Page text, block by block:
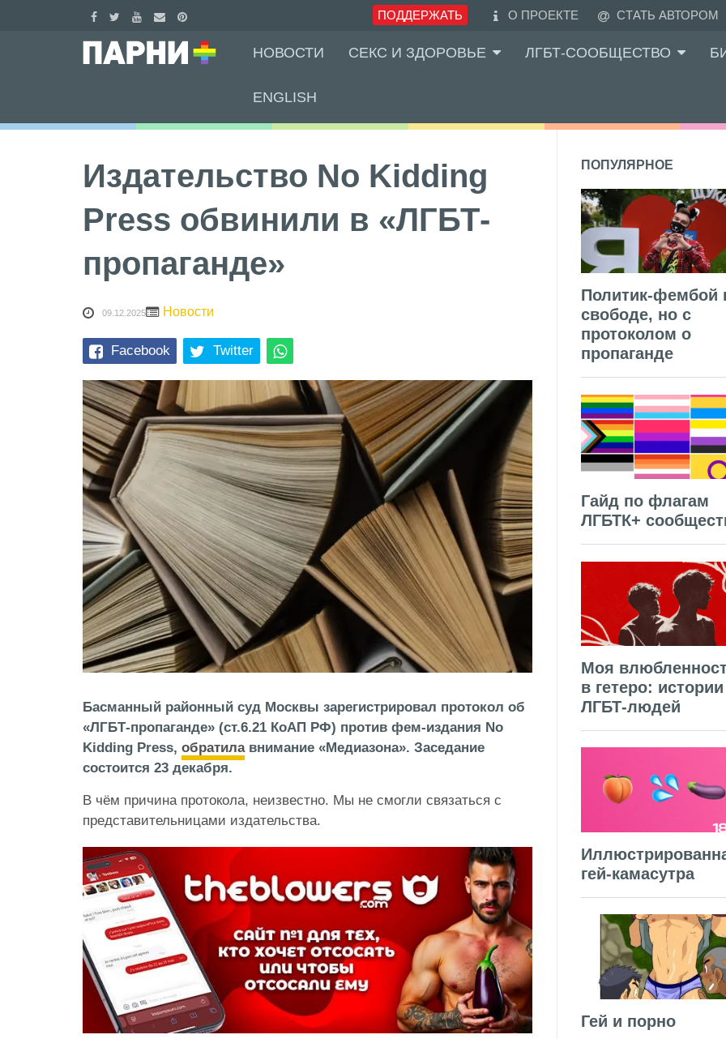
ПОДДЕРЖАТЬ О ПРОЕКТЕ СТАТЬ АВТОРОМ
НОВОСТИ СЕКС И ЗДОРОВЬЕ ЛГБТ-СООБЩЕСТВО
ENGLISH
Издательство No Kidding
Press обвинили в «ЛГБТ-
пропаганде»
09.12.2025 Новости
Facebook Twitter
Басманный районный суд Москвы зарегистрировал протокол об
«ЛГБТ-пропаганде» (ст.6.21 КоАП РФ) против фем-издания No
Kidding Press, обратилавнимание «Медиазона». Заседание
состоится 23 декабря.
В чём причина протокола, неизвестно. Мы не смогли связаться с
представительницами издательства.
ПОПУЛЯРНОЕ
Политик-фембой
свободе, но с
протоколом о
пропаганде
Гайд по флагам
ЛГБТК+
Моя
в гетеро: истории
ЛГБТ-людей
гей-камасутра
Гей и порно